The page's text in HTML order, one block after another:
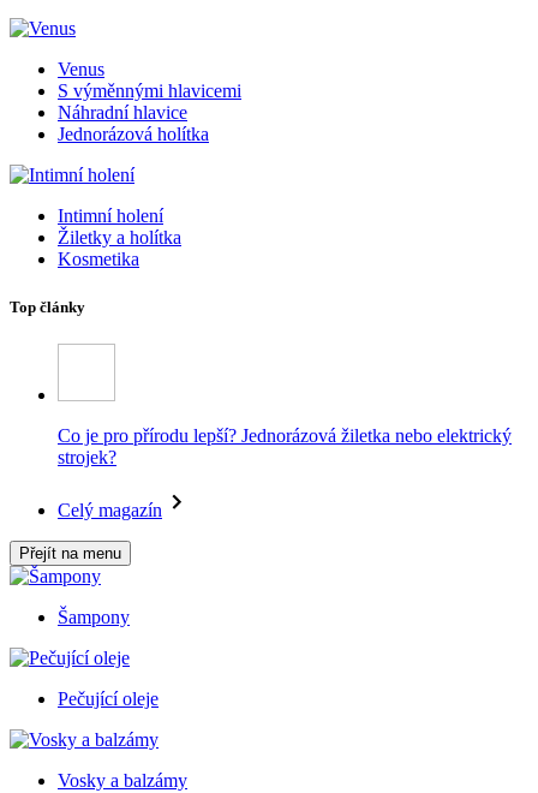
Venus
S výměnnými hlavicemi
Náhradní hlavice
Jednorázová holítka
Intimní holení
Žiletky a holítka
Kosmetika
Top články
Co je pro přírodu lepší? Jednorázová žiletka nebo elektrický
strojek?
Celý magazín
Přejít na menu
Šampony
Pečující oleje
Vosky a balzámy